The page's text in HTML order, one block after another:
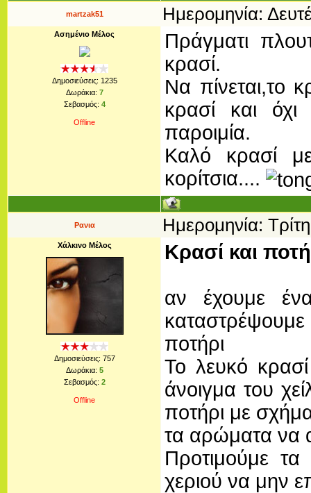
martzak51 Ημερομηνία:
Ασημένιο Μέλος
Δημοσιεύσεις: 1235
Δωράκια: 7
Σεβασμός: 4
Offline
Πράγματι
κρασί.
Να πίνεται,το
κρασί και
παροιμία.
Καλό κρασί
κορίτσια....
Ρανια Ημερομηνία:
Χάλκινο Μέλος
Δημοσιεύσεις: 757
Δωράκια: 5
Σεβασμός: 2
Offline
Κρασί και
αν έχουμε
ποτήρι
Το λευκό κρασί
άνοιγμα του
ποτήρι με
τα αρώματα να
Προτιμούμε
χεριού να μην